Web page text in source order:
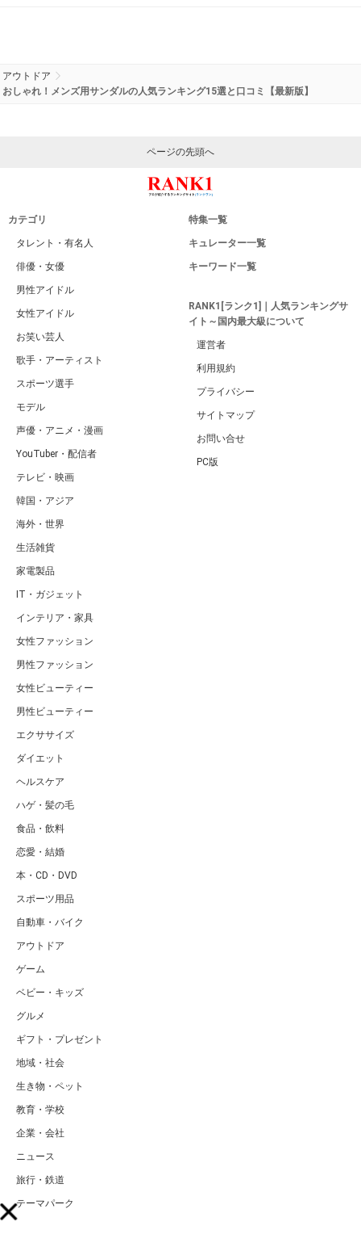
アウトドア
おしゃれ！メンズ用サンダルの人気ランキング15選と口コミ【最新版】
ページの先頭へ
カテゴリ
タレント・有名人
俳優・女優
男性アイドル
女性アイドル
お笑い芸人
歌手・アーティスト
スポーツ選手
モデル
声優・アニメ・漫画
YouTuber・配信者
テレビ・映画
韓国・アジア
海外・世界
生活雑貨
家電製品
IT・ガジェット
インテリア・家具
女性ファッション
男性ファッション
女性ビューティー
男性ビューティー
エクササイズ
ダイエット
ヘルスケア
ハゲ・髪の毛
食品・飲料
恋愛・結婚
本・CD・DVD
スポーツ用品
自動車・バイク
アウトドア
ゲーム
ベビー・キッズ
グルメ
ギフト・プレゼント
地域・社会
生き物・ペット
教育・学校
企業・会社
ニュース
旅行・鉄道
テーマパーク
特集一覧
キュレーター一覧
キーワード一覧
RANK1[ランク1]｜人気ランキングサ
イト～国内最大級について
運営者
利用規約
プライバシー
サイトマップ
お問い合せ
PC版